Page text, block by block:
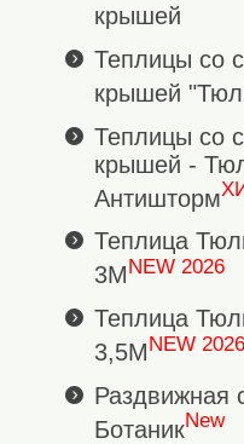
крышей
Теплицы со
крышей
Теплицы со
крышей -
Антишторм
Теплица
3М NEW 2026
Теплица
3,5МNEW 2026
Раздвижная
БотаникNew